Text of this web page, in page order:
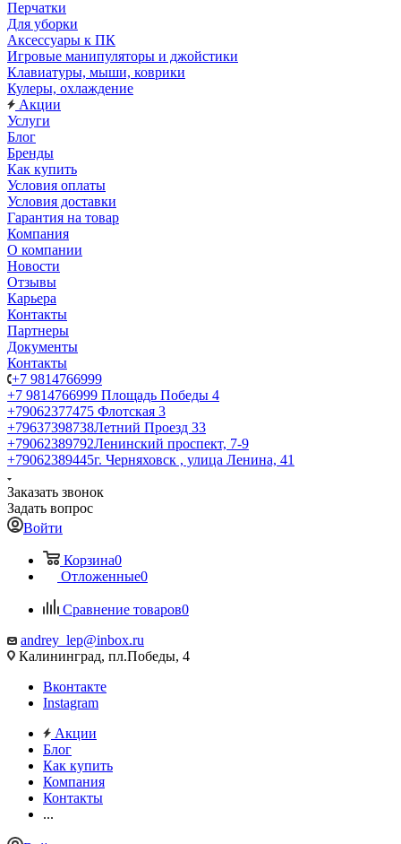
Перчатки
Для уборки
Аксессуары к ПК
Игровые манипуляторы и джойстики
Клавиатуры, мыши, коврики
Кулеры, охлаждение
Акции
Услуги
Блог
Бренды
Как купить
Условия оплаты
Условия доставки
Гарантия на товар
Компания
О компании
Новости
Отзывы
Карьера
Контакты
Партнеры
Документы
Контакты
+7 9814766999
+7 9814766999 Площадь Победы 4
+79062377475 Флотская 3
+79637398738Летний Проезд 33
+79062389792Ленинский проспект, 7-9
+79062389445г. Черняховск , улица Ленина, 41
Заказать звонок
Задать вопрос
Войти
Корзина0
Отложенные0
Сравнение товаров0
andrey_lep@inbox.ru
Калининград, пл.Победы, 4
Вконтакте
Instagram
Акции
Блог
Как купить
Компания
Контакты
...